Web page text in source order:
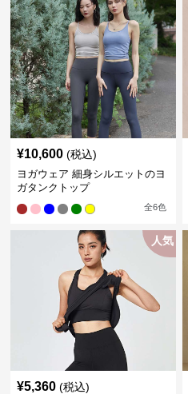
¥10,600 (税込)
ヨガウェア 細身シルエットのヨ
ガタンクトップ
全6色
人気
¥5,360 (税込)